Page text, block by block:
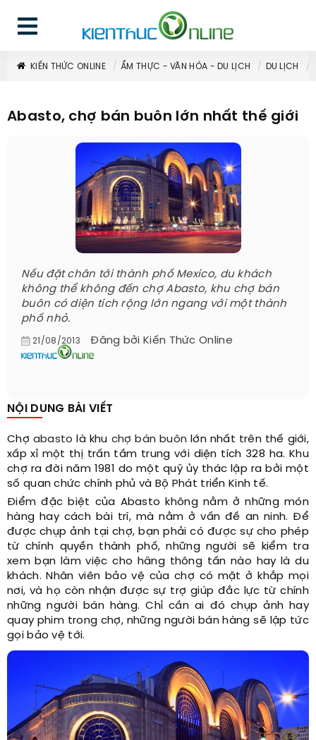
KIẾN THỨC ONLINE ẨM THỰC - VĂN HÓA - DU LỊCH DU LỊCH
Abasto, chợ bán buôn lớn nhất thế giới
Nếu đặt chân tới thành phố Mexico, du khách
không thể không đến chợ Abasto, khu chợ bán
buôn có diện tích rộng lớn ngang với một thành
phố nhỏ.
21/08/2013 Đăng bởi Kiến Thức Online
NỘI DUNG BÀI VIẾT
Chợ abasto là khu chợ bán buôn lớn nhất trên thế giới,
xấp xỉ một thị trấn tầm trung với diện tích 328 ha.Khu
chợ ra đời năm 1981 do một quỹ ủy thác lập ra bởi một
số quan chức chính phủ và Bộ Phát triển Kinh tế.
Điểm đặc biệt của Abasto không nằm ở những món
hàng hay cách bài trí, mà nằm ở vấn đề an ninh. Để
được chụp ảnh tại chợ, bạn phải có được sự cho phép
từ chính quyền thành phố, những người sẽ kiểm tra
xem bạn làm việc cho hãng thông tấn nào hay là du
khách. Nhân viên bảo vệ của chợ có mặt ở khắp mọi
nơi, và họ còn nhận được sự trợ giúp đắc lực từ chính
những người bán hàng. Chỉ cần ai đó chụp ảnh hay
quay phim trong chợ, những người bán hàng sẽ lập tức
gọi bảo vệ tới.